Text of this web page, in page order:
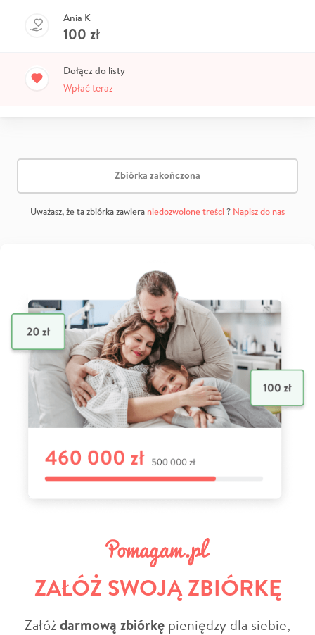
Ania K
100 zł
Dołącz do listy
Wpłać teraz
Zbiórka zakończona
Uważasz, że ta zbiórka zawiera niedozwolone treści? Napisz do nas
ZAŁÓŻ SWOJĄ ZBIÓRKĘ
Załóżdarmową zbiórkę pieniędzy dla siebie,